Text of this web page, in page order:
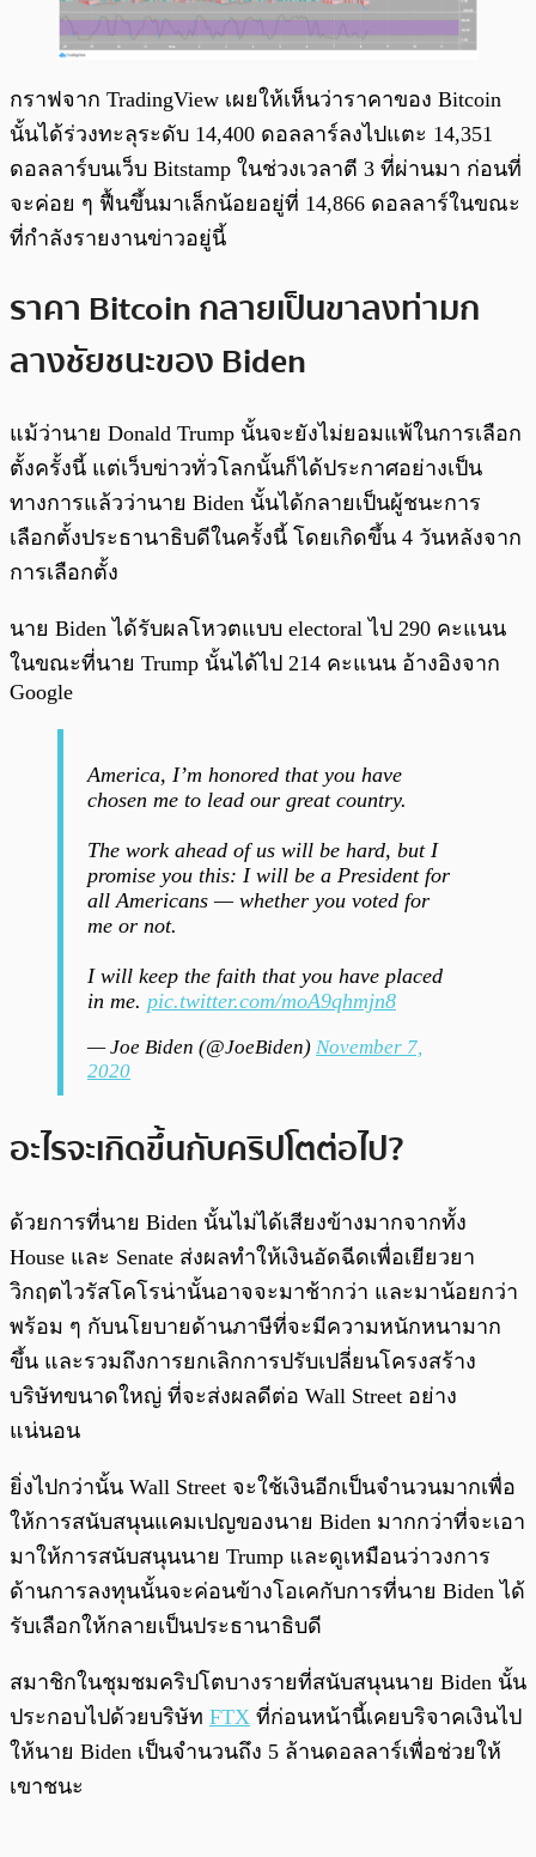
กราฟจาก TradingView เผยให้เห็นว่าราคาของ Bitcoin
นั้นได้ร่วงทะลุระดับ 14,400 ดอลลาร์ลงไปแตะ 14,351
ดอลลาร์บนเว็บ Bitstamp ในช่วงเวลาตี 3 ที่ผ่านมา ก่อนที่
จะค่อย ๆ ฟื้นขึ้นมาเล็กน้อยอยู่ที่ 14,866 ดอลลาร์ในขณะ
ที่กำลังรายงานข่าวอยู่นี้
ราคา Bitcoin กลายเป็นขาลงท่ามก
ลางชัยชนะของ Biden
แม้ว่านาย Donald Trump นั้นจะยังไม่ยอมแพ้ในการเลือก
ตั้งครั้งนี้ แต่เว็บข่าวทั่วโลกนั้นก็ได้ประกาศอย่างเป็น
ทางการแล้วว่านาย Biden นั้นได้กลายเป็นผู้ชนะการ
เลือกตั้งประธานาธิบดีในครั้งนี้ โดยเกิดขึ้น 4 วันหลังจาก
การเลือกตั้ง
นาย Biden ได้รับผลโหวตแบบ electoral ไป 290 คะแนน
ในขณะที่นาย Trump นั้นได้ไป 214 คะแนน อ้างอิงจาก
Google
America, I’m honored that you have
chosen me to lead our great country.
The work ahead of us will be hard, but I
promise you this: I will be a President for
all Americans — whether you voted for
me or not.
I will keep the faith that you have placed
in me. pic.twitter.com/moA9qhmjn8
— Joe Biden (@JoeBiden) November 7,
2020
อะไรจะเกิดขึ้นกับคริปโตต่อไป?
ด้วยการที่นาย Biden นั้นไม่ได้เสียงข้างมากจากทั้ง
House และ Senate ส่งผลทำให้เงินอัดฉีดเพื่อเยียวยา
วิกฤตไวรัสโคโรน่านั้นอาจจะมาช้ากว่า และมาน้อยกว่า
พร้อม ๆ กับนโยบายด้านภาษีที่จะมีความหนักหนามาก
ขึ้น และรวมถึงการยกเลิกการปรับเปลี่ยนโครงสร้าง
บริษัทขนาดใหญ่ ที่จะส่งผลดีต่อ Wall Street อย่าง
แน่นอน
ยิ่งไปกว่านั้น Wall Street จะใช้เงินอีกเป็นจำนวนมากเพื่อ
ให้การสนับสนุนแคมเปญของนาย Biden มากกว่าที่จะเอา
มาให้การสนับสนุนนาย Trump และดูเหมือนว่าวงการ
ด้านการลงทุนนั้นจะค่อนข้างโอเคกับการที่นาย Biden ได้
รับเลือกให้กลายเป็นประธานาธิบดี
สมาชิกในชุมชมคริปโตบางรายที่สนับสนุนนาย Biden นั้น
ประกอบไปด้วยบริษัท FTX ที่ก่อนหน้านี้เคยบริจาคเงินไป
ให้นาย Biden เป็นจำนวนถึง 5 ล้านดอลลาร์เพื่อช่วยให้
เขาชนะ